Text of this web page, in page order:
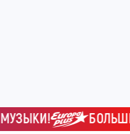
БОЛЬШЕ